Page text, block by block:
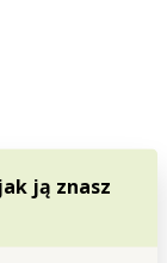
ją znasz